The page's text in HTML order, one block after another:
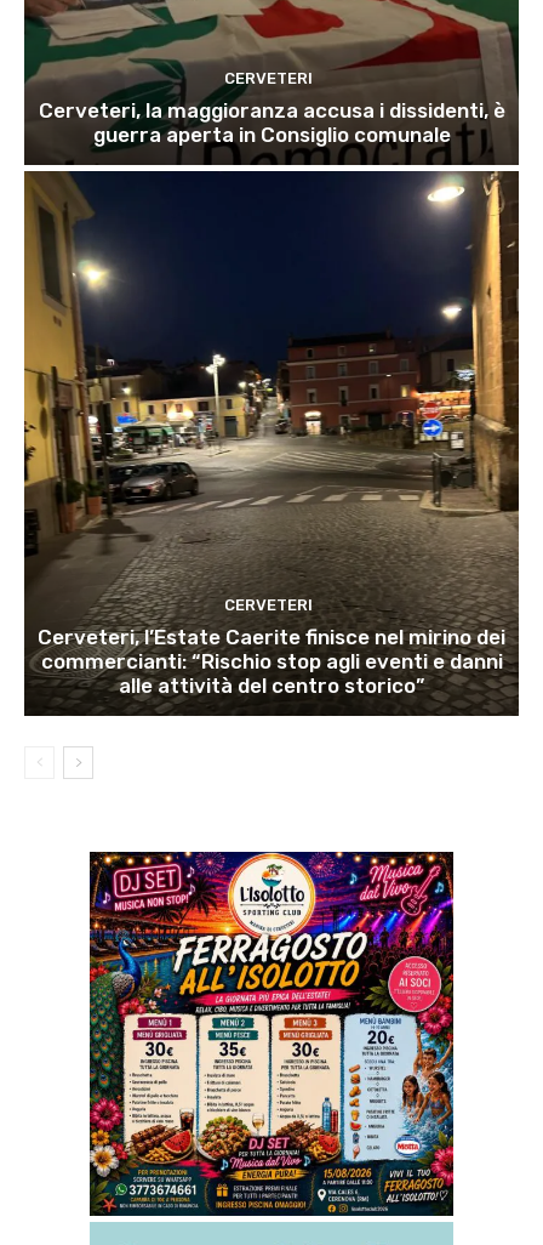
CERVETERI
Cerveteri, la maggioranza accusa i dissidenti, è
guerra aperta in Consiglio comunale
CERVETERI
Cerveteri, l’Estate Caerite finisce nel mirino dei
commercianti: “Rischio stop agli eventi e danni
alle attività del centro storico”